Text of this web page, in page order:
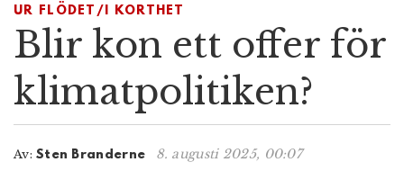
e
n
g
UR FLÖDET/I KORTHET
Blir kon ett offer för
klimatpolitiken?
Av: Sten Branderne 8. augusti 2025, 00:07